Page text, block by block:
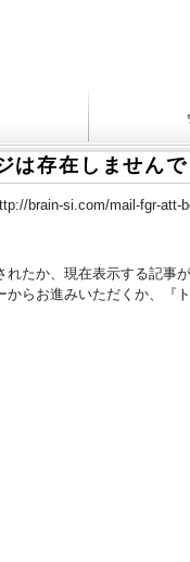
は存在しませんで
brain-si.com/mail-fgr-att-
たか、現在表示する記事が
らお進みいただくか、『